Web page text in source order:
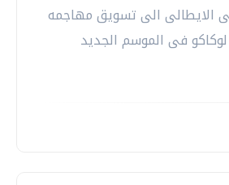
الايطالى الى تسويق مهاجمه
لوكاكو فى الموسم الجديد